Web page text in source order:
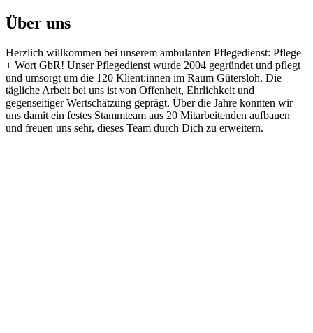
Über uns
Herzlich willkommen bei unserem ambulanten Pflegedienst: Pflege
+ Wort GbR! Unser Pflegedienst wurde 2004 gegründet und pflegt
und umsorgt um die 120 Klient:innen im Raum Gütersloh. Die
tägliche Arbeit bei uns ist von Offenheit, Ehrlichkeit und
gegenseitiger Wertschätzung geprägt. Über die Jahre konnten wir
uns damit ein festes Stammteam aus 20 Mitarbeitenden aufbauen
und freuen uns sehr, dieses Team durch Dich zu erweitern.